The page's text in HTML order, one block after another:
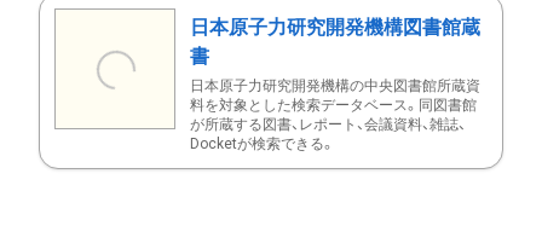
日本原子力研究開発機構図書館蔵
書
日本原子力研究開発機構の中央図書館所蔵資
料を対象とした検索データベース。同図書館
が所蔵する図書、レポート、会議資料、雑誌、
Docketが検索できる。